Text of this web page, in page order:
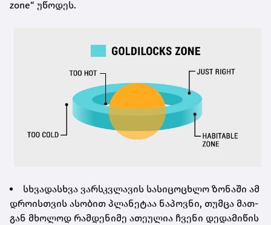
zone“ უწო­დეს.
სხვა­დას­ხვა ვარ­სკვლა­ვის სა­სი­ცო­ცხლო ზო­ნა­ში ამ
დრო­ის­თვის ასო­ბით პლა­ნე­ტაა ნა­პოვ­ნი, თუმ­ცა მათ­
გან მხო­ლოდ რამ­დე­ნი­მე ათე­უ­ლია ჩვე­ნი დე­და­მი­წის